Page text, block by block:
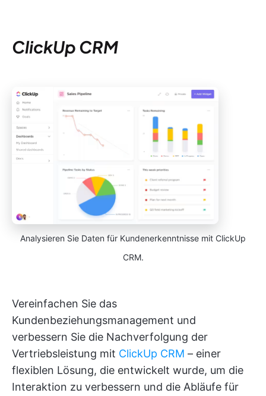
ClickUp CRM
Analysieren Sie Daten für Kundenerkenntnisse mit ClickUp
CRM.
Vereinfachen Sie das
Kundenbeziehungsmanagement und
verbessern Sie die Nachverfolgung der
Vertriebsleistung mit ClickUp CRM – einer
flexiblen Lösung, die entwickelt wurde, um die
Interaktion zu verbessern und die Abläufe für